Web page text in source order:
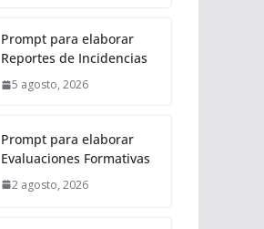
Prompt para elaborar
Reportes de Incidencias
5 agosto, 2026
Prompt para elaborar
Evaluaciones Formativas
2 agosto, 2026